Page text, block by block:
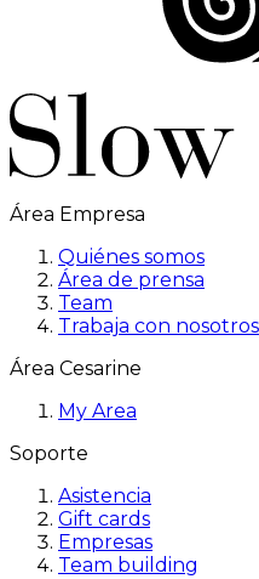
Área Empresa
Quiénes somos
Área de prensa
Team
Trabaja con nosotros
Área Cesarine
My Area
Soporte
Asistencia
Gift cards
Empresas
Team building